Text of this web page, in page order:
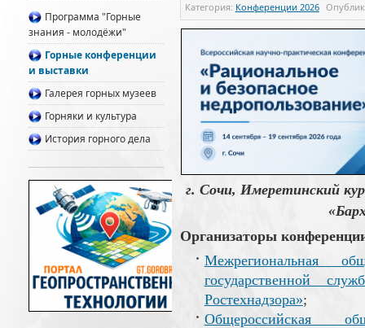
Категория: Конференции 2026
г. Сочи, Имеретинский
Организаторы
Межрегиональная
государственной
Ростехнадзора»;
Общероссийская
Программа "Горные
знания - молодёжи"
Горные конференции
и выставки
Галерея горных музеев
Горняки и культура
История горного дела